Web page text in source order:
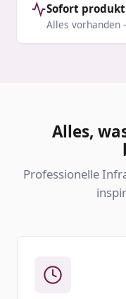
Sofort
Alles vorhanden
Alles,
Professionelle